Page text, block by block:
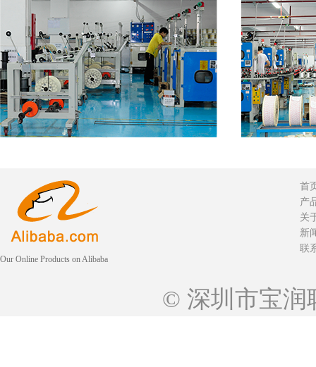
Our Online Products on Alibaba
首
产
关
新
联
© 深圳市宝润